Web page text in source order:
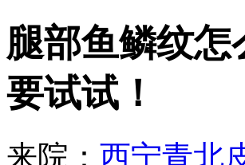
腿部鱼鳞纹
要试试！
来院： 西宁青北